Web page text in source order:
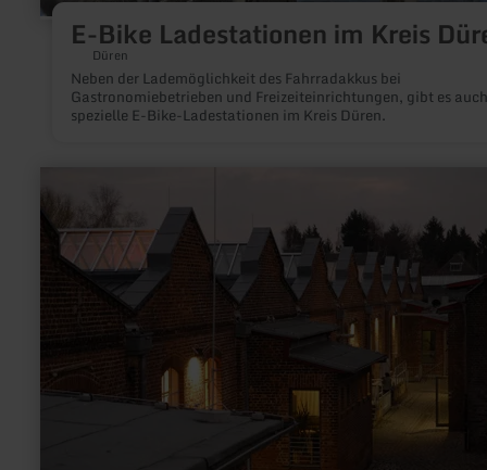
E-Bike Ladestationen im Kreis
Düren
Neben der Lademöglichkeit des Fahrradakkus bei
Gastronomiebetrieben und Freizeiteinrichtungen, gibt es auch
spezielle E-Bike-Ladestationen im Kreis Düren.
erfahren
zu:
Stiftung
Fabrik